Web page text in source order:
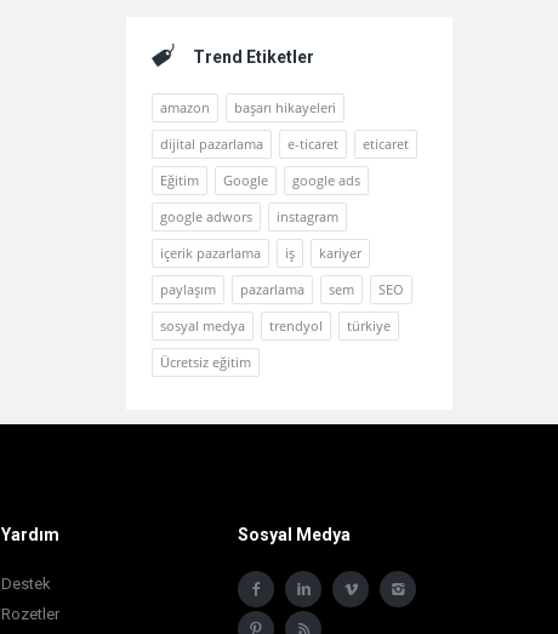
Trend Etiketler
amazon
başarı hikayeleri
dijital pazarlama
e-ticaret
eticaret
Eğitim
Google
google ads
google adwors
instagram
içerik pazarlama
iş
kariyer
paylaşım
pazarlama sem
SEO
sosyal medya
trendyol
türkiye
Ücretsiz eğitim
Yardım
Destek
Rozetler
Sosyal Medya